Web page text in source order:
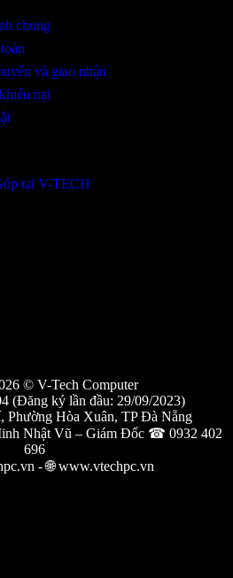
chung
và giao nhận
nại
tại V-TECH
© V-Tech Computer
(Đăng ký lần đầu: 29/09/2023)
Phường Hòa Xuân, TP Đà Nẵng
Nhật Vũ – Giám Đốc ☎ 0932 402
696
- 🌐 www.vtechpc.vn